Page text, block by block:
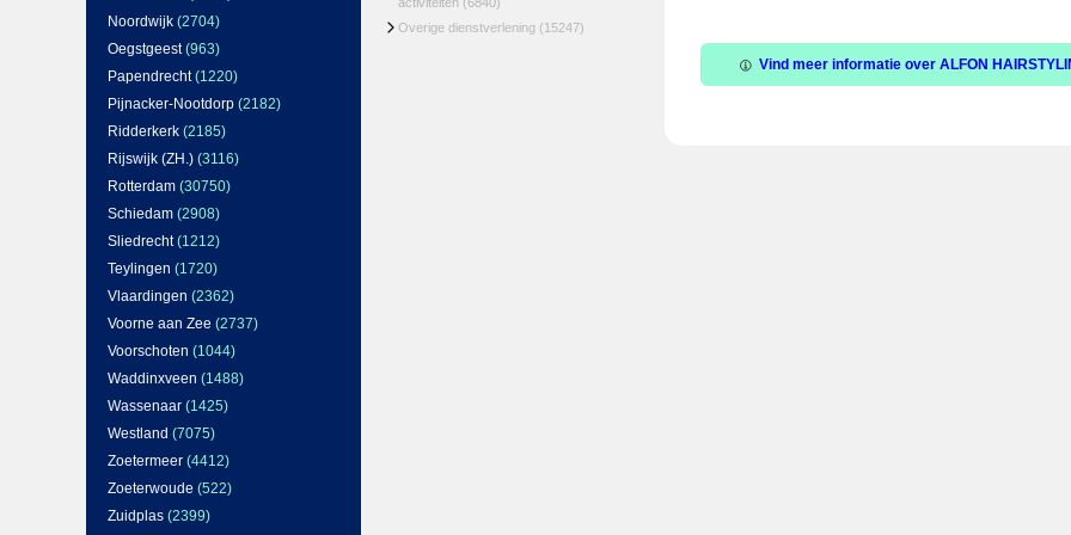
Noordwijk (2704)
Oegstgeest(963)
Papendrecht(1220)
Pijnacker-Nootdorp (2182)
Ridderkerk (2185)
Rijswijk (ZH.) (3116)
Rotterdam (30750)
Schiedam (2908)
Sliedrecht(1212)
Teylingen (1720)
Vlaardingen (2362)
Voorne aan Zee (2737)
Voorschoten (1044)
Waddinxveen (1488)
Wassenaar (1425)
Westland (7075)
Zoetermeer (4412)
Zoeterwoude (522)
Zuidplas (2399)
Overige dienstverlening (15247)
Vind meer informatie over ALFON